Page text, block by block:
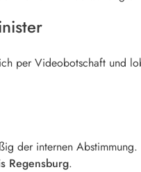
per Videobotschaft und
der internen
Regensburg.